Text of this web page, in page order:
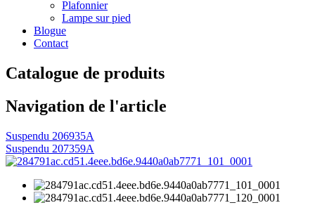
Plafonnier
Lampe sur pied
Blogue
Contact
Catalogue de produits
Navigation de l'article
Suspendu 206935A
Suspendu 207359A